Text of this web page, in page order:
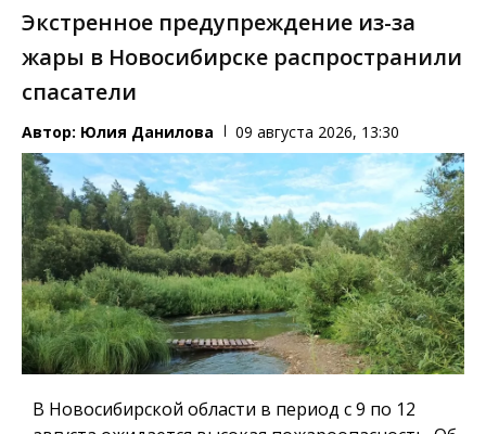
Экстренное предупреждение из-за
жары в Новосибирске распространили
спасатели
Автор: Юлия Данилова 09 августа 2026, 13:30
В Новосибирской области в период с 9 по 12